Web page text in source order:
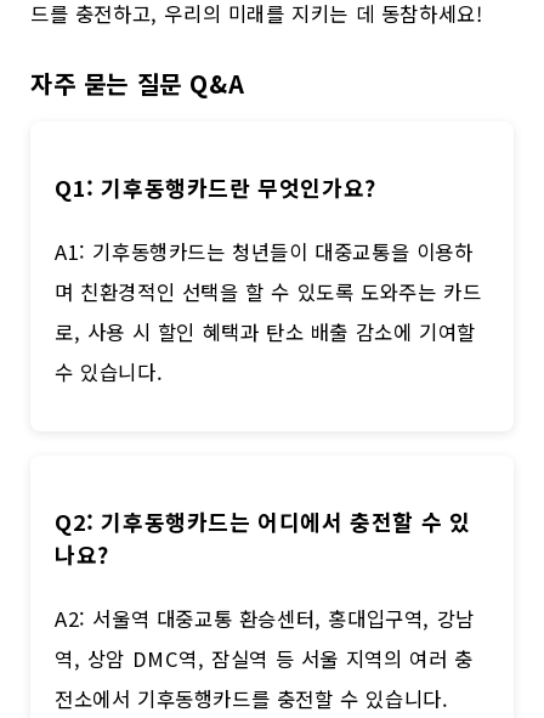
드를 충전하고, 우리의 미래를 지키는 데 동참하세요!
자주 묻는 질문 Q&A
Q1: 기후동행카드란 무엇인가요?
A1: 기후동행카드는 청년들이 대중교통을 이용하
며 친환경적인 선택을 할 수 있도록 도와주는 카드
로, 사용 시 할인 혜택과 탄소 배출 감소에 기여할
수 있습니다.
Q2: 기후동행카드는 어디에서 충전할 수 있
나요?
A2: 서울역 대중교통 환승센터, 홍대입구역, 강남
역, 상암 DMC역, 잠실역 등 서울 지역의 여러 충
전소에서 기후동행카드를 충전할 수 있습니다.